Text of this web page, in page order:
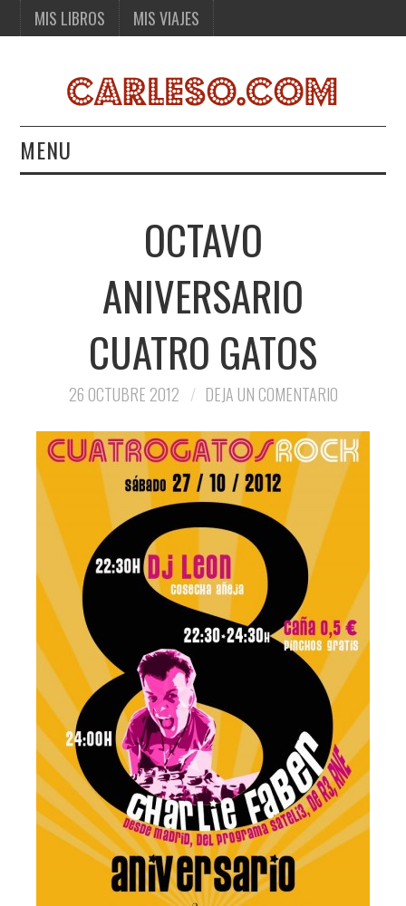
MIS LIBROS MIS VIAJES
MENU
OCTAVO
ANIVERSARIO
CUATRO GATOS
26 OCTUBRE 2012 DEJA UN COMENTARIO